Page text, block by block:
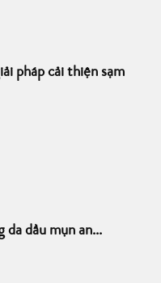
pháp cải thiện sạm
da dầu mụn an...